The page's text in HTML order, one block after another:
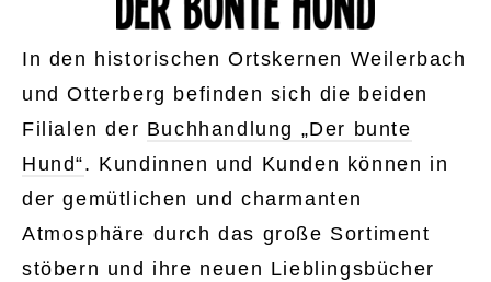
In den historischen Ortskernen Weilerbach
und Otterberg befinden sich die beiden
Filialen der Buchhandlung „Der bunte
Hund“. Kundinnen und Kunden können in
der gemütlichen und charmanten
Atmosphäre durch das große Sortiment
stöbern und ihre neuen Lieblingsbücher